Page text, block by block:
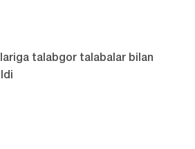
talabgor talabalar bilan